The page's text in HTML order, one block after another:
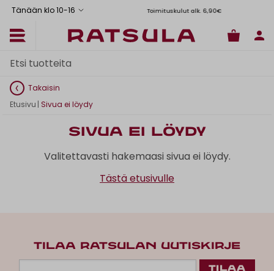
Tänään klo 10-16 Toimituskulut alk. 6,90€
Takaisin
Etusivu | Sivua ei löydy
Sivua ei löydy
Valitettavasti hakemaasi sivua ei löydy.
Tästä etusivulle
TILAA RATSULAN UUTISKIRJE